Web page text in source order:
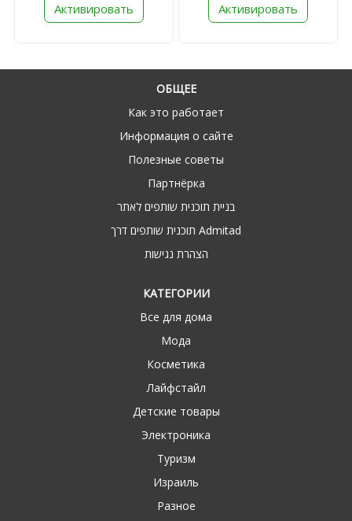
Активировать
Активировать
ОБЩЕЕ
Как это работает
Информация о сайте
Полезные советы
Партнёрка
בניית תוכנית שותפים לאתר
תוכנית שותפים דרך Admitad
הצהרת נגישות
КАТЕГОРИИ
Все для дома
Мода
Косметика
Лайфстайл
Детские товары
Электроника
Туризм
Израиль
Разное